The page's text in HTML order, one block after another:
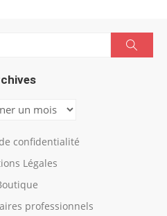
confidentialité
Légales
professionnels